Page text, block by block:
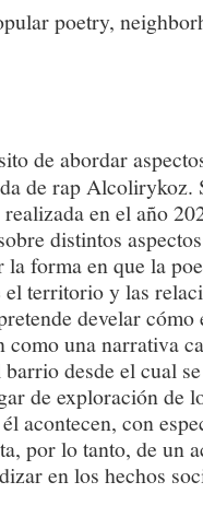
poetry,
de abordar
de rap Alcolirykoz.
en el año
distintos
forma en que la
territorio y las
develar cómo
como una narrativa
desde el cual
de exploración de
acontecen, con
por lo tanto, de un
en los hechos